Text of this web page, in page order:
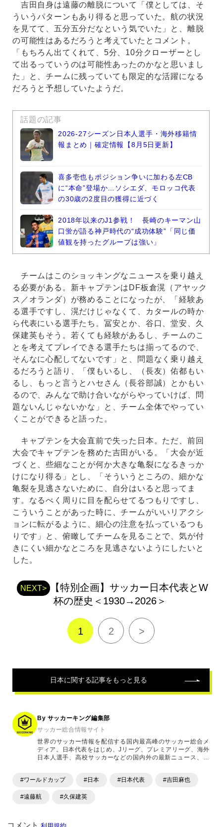
吉田自身は遠藤の離脱について「僕としては、そ
ういうパターンもあり得ると思っていた。航の状況
を見てて、五分五分だなという気でいた」と、離脱
の可能性はあるだろうと考えていたとコメント。
「もちろん出てくれて、5分、10分クローザーとし
て出るっていうのは可能性あったのかなと思いまし
た」と、チームに残っていても限定的な活躍になる
だろうと予想していたようだ。
話題の記事
2026-27シーズン日本人選手・海外移籍情
報まとめ｜確定情報【8月5日更新】
喜多壱也もポジション争いに加わる左CB
に“本命”登場か…ソシエダ、モロッコ代表
の30歳の2度目の獲得に近づく
2018年以来のJ1参戦！ 長崎のキーマン山
口蛍が語る神戸時代の“成功体験”「同じ価
値観を持ったグループは強い」
チームはこのショッキングなニュースを乗り越え
る必要がある。新キャプテンはDF板倉滉（アヤック
ス／オランダ）が務めることになったが、「経験あ
る選手ですし、滉だけじゃなくて、カタールの時か
ら代表にいる選手たち。冨安とか、谷口、堂安、久
保建英もそう。若くても経験があるし、チームのこ
とを考えてプレイできる選手たちは揃ってるので、
そんなに心配してないです」と、問題なく乗り越え
るだろうと語り、「僕もいるし、（長友）佑都もい
るし、もっと言うとハセさん（長谷部誠）とかもい
るので、みんなで助け合いながらやっていけば、問
題ないんじゃないかな」と、チーム全体でやってい
くことができると語った。
キャプテンを大会直前で失った日本。ただ、前回
大会でキャプテンを務めた吉田がいる。「大会が近
づくと、些細なことが何か大きな亀裂になるきっか
けになり得る」とし、「そういうところの、細かな
亀裂を見逃さないために、自分はいると思ってま
す。なるべく周りに目を配らせてるつもりですし、
こういうことがあった時に、チームがいいリアクシ
ョンに転がるように、細心の注意を払っているつも
りです」と、俯瞰してチームを見ることで、気が付
きにくい細かなところを見逃さないようにしたいと
した。
NEXT> 【特別企画】サッカー日本代表とW
杯の歴史＜1930→2026＞
1 2 >
日本に関する記事をもっと見る
By サッカーキング編集部
サッカー総合情報サイト
世界のサッカー情報を配信する国内最高峰のサッカー総合メ
ディア。日本代表をはじめ、Jリーグ、プレミアリーグ、海外
日本人選手、高校サッカーなどの国内外の最新ニュース、コ
ます。「X」「Instagram」「YouTube」「TikTok」など、
#ワールドカップ #日本 #日本代表 #吉田麻也
#遠藤航 #久保建英